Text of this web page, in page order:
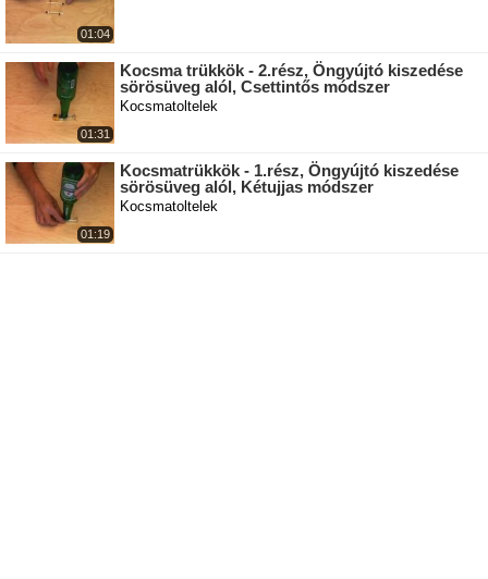
01:04
01:31
Kocsma trükkök - 2.rész, Öngyújtó kiszedése
sörösüveg alól, Csettintős módszer
Kocsmatoltelek
01:19
Kocsmatrükkök - 1.rész, Öngyújtó kiszedése
sörösüveg alól, Kétujjas módszer
Kocsmatoltelek